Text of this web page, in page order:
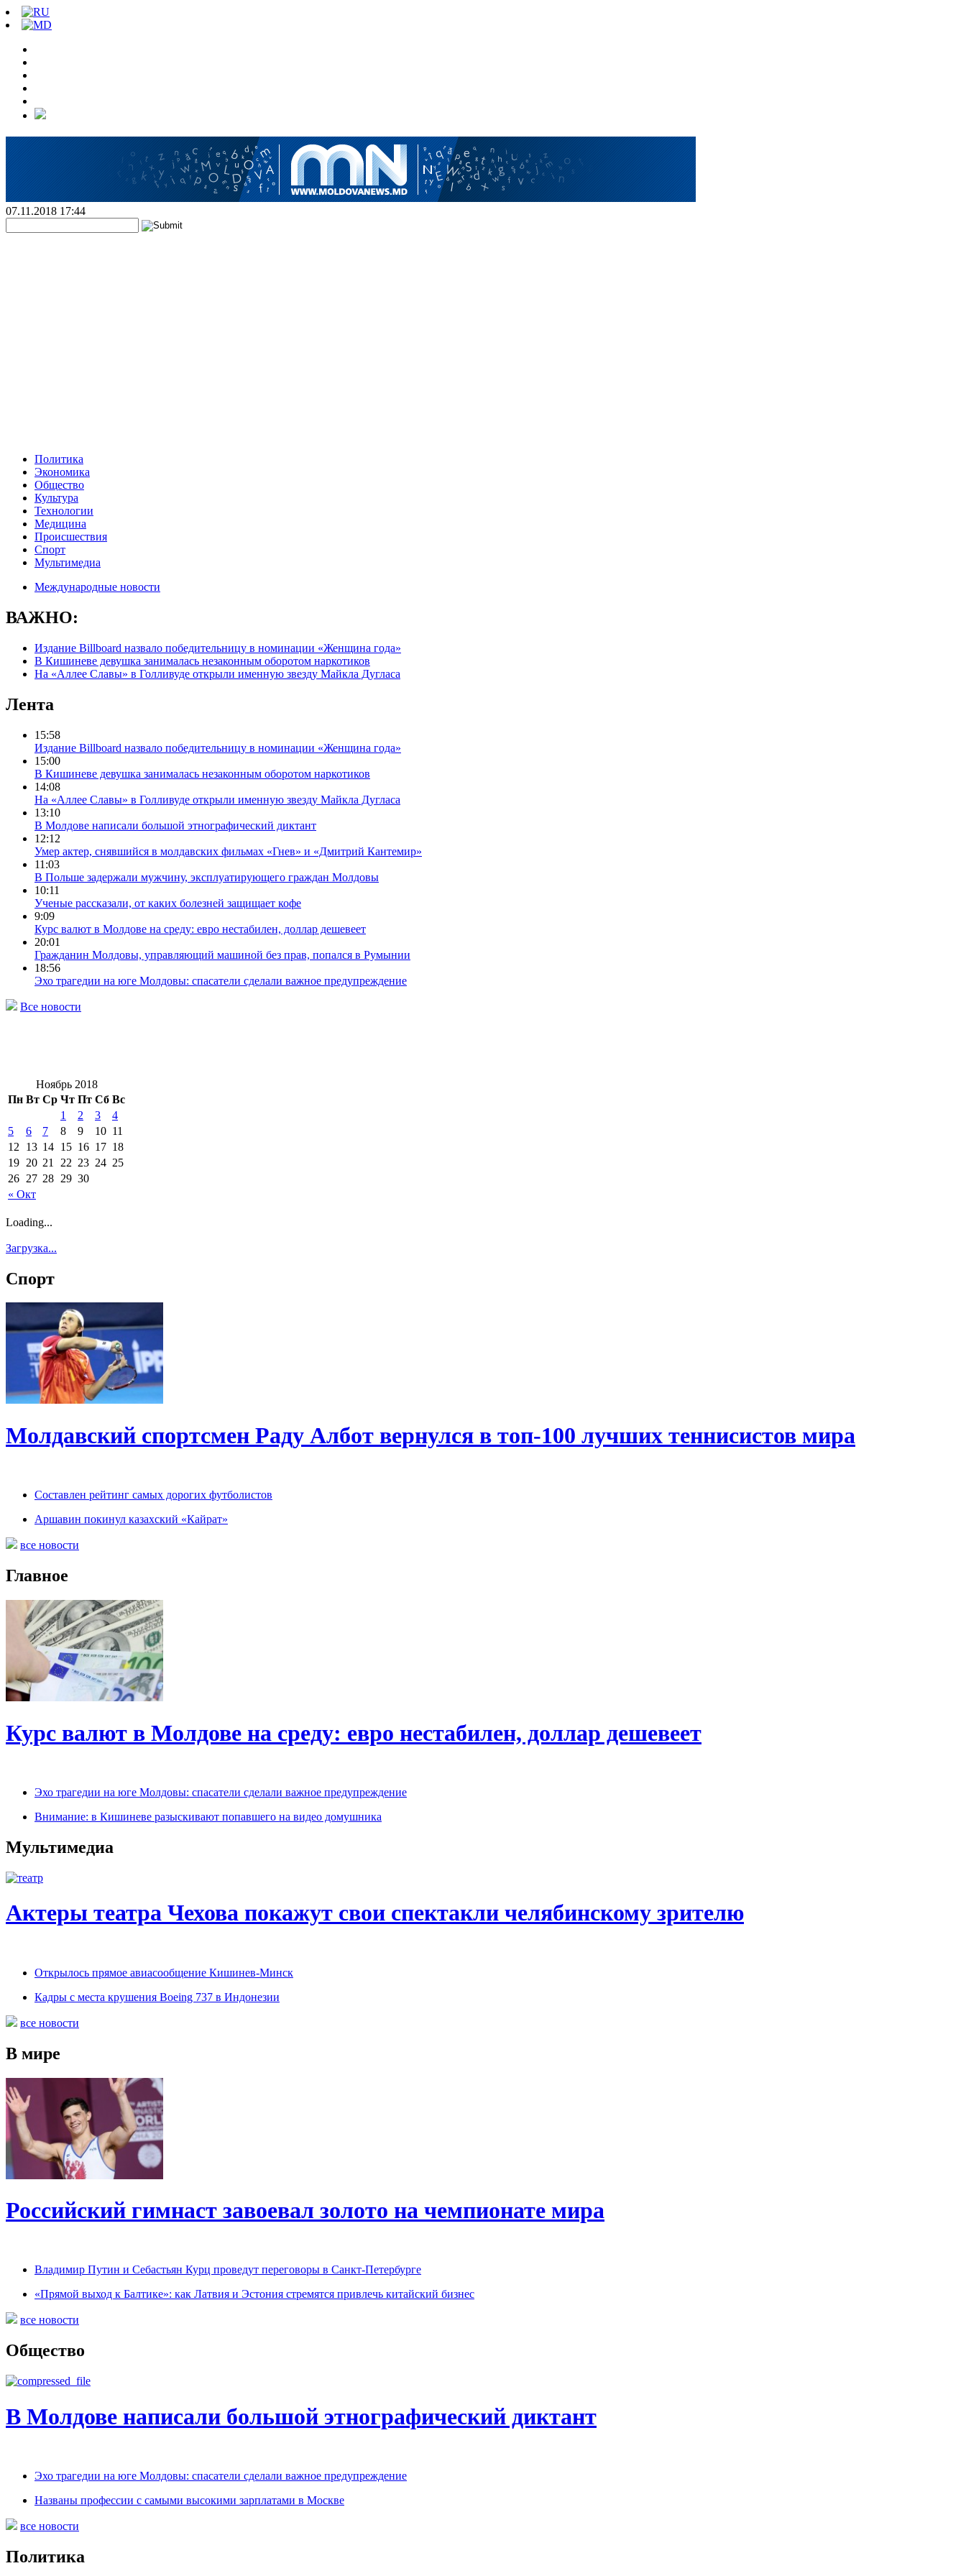
07.11.2018 17:44
Политика
Экономика
Общество
Культура
Технологии
Медицина
Происшествия
Спорт
Мультимедиа
Международные новости
ВАЖНО:
Издание Billboard назвало победительницу в номинации «Женщина года»
В Кишиневе девушка занималась незаконным оборотом наркотиков
На «Аллее Славы» в Голливуде открыли именную звезду Майкла Дугласа
Лента
15:58
Издание Billboard назвало победительницу в номинации «Женщина года»
15:00
В Кишиневе девушка занималась незаконным оборотом наркотиков
14:08
На «Аллее Славы» в Голливуде открыли именную звезду Майкла Дугласа
13:10
В Молдове написали большой этнографический диктант
12:12
Умер актер, снявшийся в молдавских фильмах «Гнев» и «Дмитрий Кантемир»
11:03
В Польше задержали мужчину, эксплуатирующего граждан Молдовы
10:11
Ученые рассказали, от каких болезней защищает кофе
9:09
Курс валют в Молдове на среду: евро нестабилен, доллар дешевеет
20:01
Гражданин Молдовы, управляющий машиной без прав, попался в Румынии
18:56
Эхо трагедии на юге Молдовы: спасатели сделали важное предупреждение
Все новости
Ноябрь 2018
Пн Вт Ср Чт Пт Сб Вс
« Окт
1 2 3
4
5
6 7 8 9 10 11
12
13 14 15 16 17 18
19 20 21 22 23 24 25
26 27 28 29 30
Loading...
Загрузка...
Спорт
Молдавский спортсмен Раду Албот вернулся в топ-100 лучших теннисистов мира
Составлен рейтинг самых дорогих футболистов
Аршавин покинул казахский «Кайрат»
все новости
Главное
Курс валют в Молдове на среду: евро нестабилен, доллар дешевеет
Эхо трагедии на юге Молдовы: спасатели сделали важное предупреждение
Внимание: в Кишиневе разыскивают попавшего на видео домушника
Мультимедиа
Актеры театра Чехова покажут свои спектакли челябинскому зрителю
Открылось прямое авиасообщение Кишинев-Минск
Кадры с места крушения Boeing 737 в Индонезии
все новости
В мире
Российский гимнаст завоевал золото на чемпионате мира
Владимир Путин и Себастьян Курц проведут переговоры в Санкт-Петербурге
«Прямой выход к Балтике»: как Латвия и Эстония стремятся привлечь китайский бизнес
все новости
Общество
В Молдове написали большой этнографический диктант
Эхо трагедии на юге Молдовы: спасатели сделали важное предупреждение
Названы профессии с самыми высокими зарплатами в Москве
все новости
Политика